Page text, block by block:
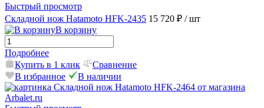
Быстрый просмотр
Складной нож Hatamoto HFK-2435 15 720 ₽ / шт
В корзину
Подробнее
Купить в 1 клик
Сравнение
В избранное
В наличии